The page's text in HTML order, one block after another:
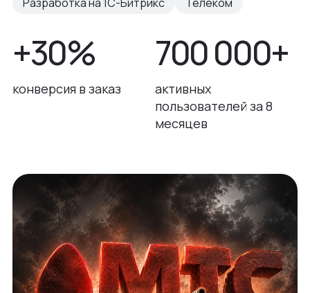
Разработка на 1С-Битрикс
Телеком
+30%
конверсия в заказ
700 000+
активных
пользователей за 8
месяцев